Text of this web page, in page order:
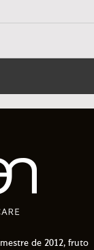
de 2012, fruto